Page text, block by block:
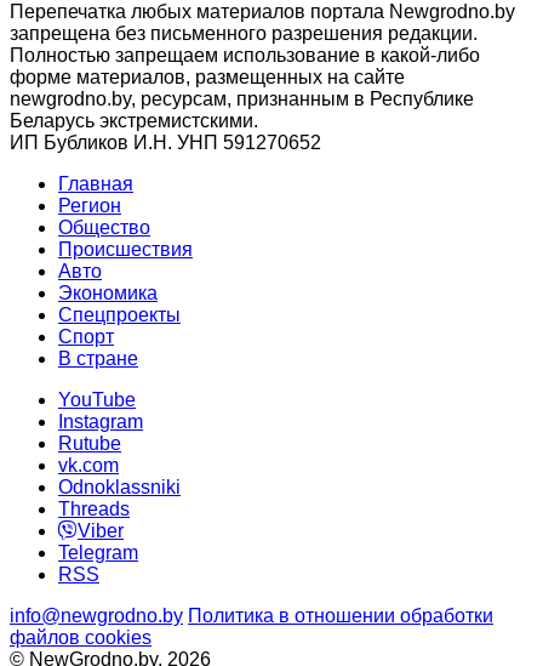
Перепечатка любых материалов портала Newgrodno.by
запрещена без письменного разрешения редакции.
Полностью запрещаем использование в какой-либо
форме материалов, размещенных на сайте
newgrodno.by, ресурсам, признанным в Республике
Беларусь экстремистскими.
ИП Бубликов И.Н. УНП 591270652
Главная
Регион
Общество
Происшествия
Авто
Экономика
Спецпроекты
Cпорт
В стране
YouTube
Instagram
Rutube
vk.com
Odnoklassniki
Threads
Viber
Telegram
RSS
info@newgrodno.by Политика в отношении обработки
файлов cookies
© NewGrodno.by, 2026